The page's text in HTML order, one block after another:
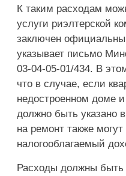
К таким расходам
услуги риэлтерской
заключен
указывает письмо
03-04-05-01/434. В
что в случае, если
недостроенном доме и
должно быть указано
на ремонт также
налогооблагаемый
Расходы должны быть